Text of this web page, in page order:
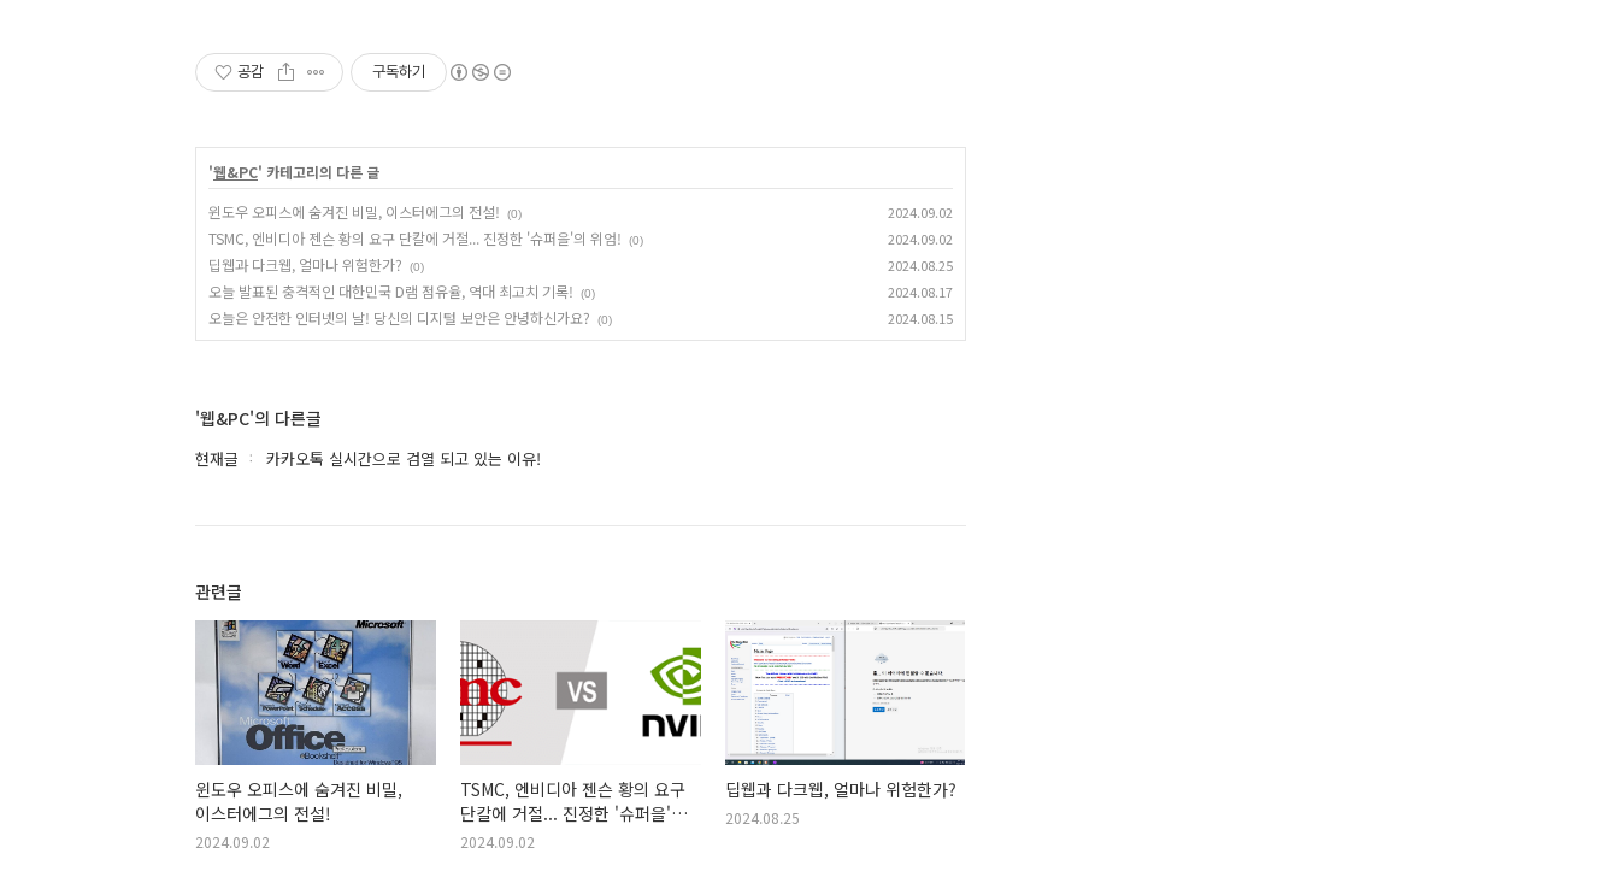
공감 구독하기
'웹&PC' 카테고리의 다른 글
윈도우 오피스에 숨겨진 비밀, 이스터에그의 전설!
(0) 2024.09.02
TSMC, 엔비디아 젠슨 황의 요구 단칼에 거절... 진정한 '슈퍼을'의 위엄! (0) 2024.09.02
딥웹과 다크웹, 얼마나 위험한가? (0) 2024.08.25
오늘 발표된 충격적인 대한민국 D램 점유율, 역대 최고치 기록! (0) 2024.08.17
오늘은 안전한 인터넷의 날! 당신의 디지털 보안은 안녕하신가요? (0) 2024.08.15
'웹&PC'의 다른글
현재글 카카오톡 실시간으로 검열 되고 있는 이유!
관련글
윈도우 오피스에 숨겨진 비밀,
이스터에그의 전설!
2024.09.02
TSMC, 엔비디아 젠슨 황의 요구
단칼에 거절... 진정한 '슈퍼을'의
위엄!
2024.09.02
딥웹과 다크웹, 얼마나 위험한가?
2024.08.25